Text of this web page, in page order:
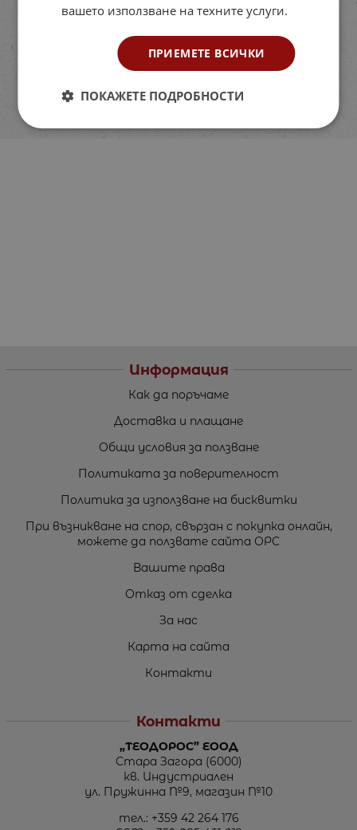
Информация
Как да поръчаме
Доставка и плащане
Общи условия за ползване
Политиката за поверителност
Политика за използване на бисквитки
При възникване на спор, свързан с покупка онлайн,
можете да ползвате сайта ОРС
Вашите права
Отказ от сделка
За нас
Карта на сайта
Контакти
Контакти
„ТЕОДОРОС” ЕООД
Стара Загора (6000)
кв. Индустриален
ул. Пружинна №9, магазин №10
тел.: +359 42 264 176
вашето използване на техните услуги.
ПРИЕМЕТЕ ВСИЧКИ
ПОКАЖЕТЕ ПОДРОБНОСТИ